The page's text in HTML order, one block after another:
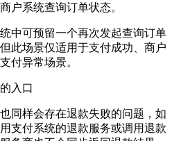
户系统查询订单状态。
可预留一个再次发起查询订单
此场景仅适用于支付成功、商户
付异常场景。
入口
样会存在退款失败的问题，如
支付系统的退款服务或调用退款